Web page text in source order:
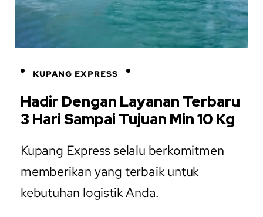
KUPANG EXPRESS
Hadir Dengan Layanan Terbaru
3 Hari Sampai Tujuan Min 10 Kg
Kupang Express selalu berkomitmen
memberikan yang terbaik untuk
kebutuhan logistik Anda.